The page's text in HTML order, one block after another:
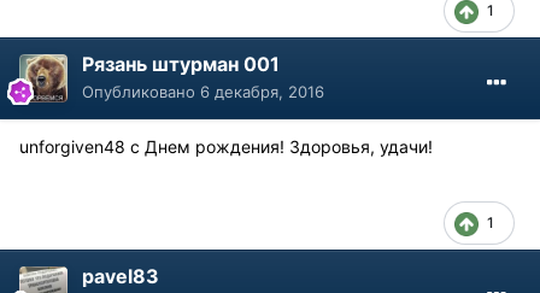
1
Рязань штурман 001
Опубликовано 6 декабря, 2016
unforgiven48 с Днем рождения! Здоровья, удачи!
1
pavel83